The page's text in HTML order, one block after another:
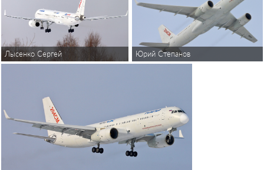
Лысенко Сергей Юрий Степанов